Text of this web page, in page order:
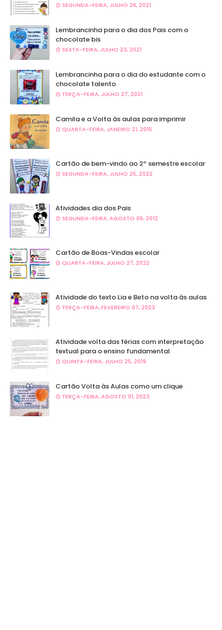
SEGUNDA-FEIRA, JULHO 26, 2021
Lembrancinha para o dia dos Pais com o
chocolate bis
SEXTA-FEIRA, JULHO 23, 2021
Lembrancinha para o dia do estudante com o
chocolate talento
TERÇA-FEIRA, JULHO 27, 2021
Camila e a Volta às aulas para imprimir
QUARTA-FEIRA, JANEIRO 21, 2015
Cartão de bem-vindo ao 2º semestre escolar
SEGUNDA-FEIRA, JULHO 25, 2022
Atividades dia dos Pais
SEGUNDA-FEIRA, AGOSTO 06, 2012
Cartão de Boas-Vindas escolar
QUARTA-FEIRA, JULHO 27, 2022
Atividade do texto Lia e Beto na volta às aulas
TERÇA-FEIRA, FEVEREIRO 07, 2023
Atividade volta das férias com interpretação
textual para o ensino fundamental
QUINTA-FEIRA, JULHO 25, 2019
Cartão Volta às Aulas como um clique
TERÇA-FEIRA, AGOSTO 01, 2023